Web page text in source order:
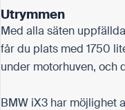
Utrymmen
Med alla säten
får du plats med 1750
under motorhuven, och
BMW iX3 har möjlighet